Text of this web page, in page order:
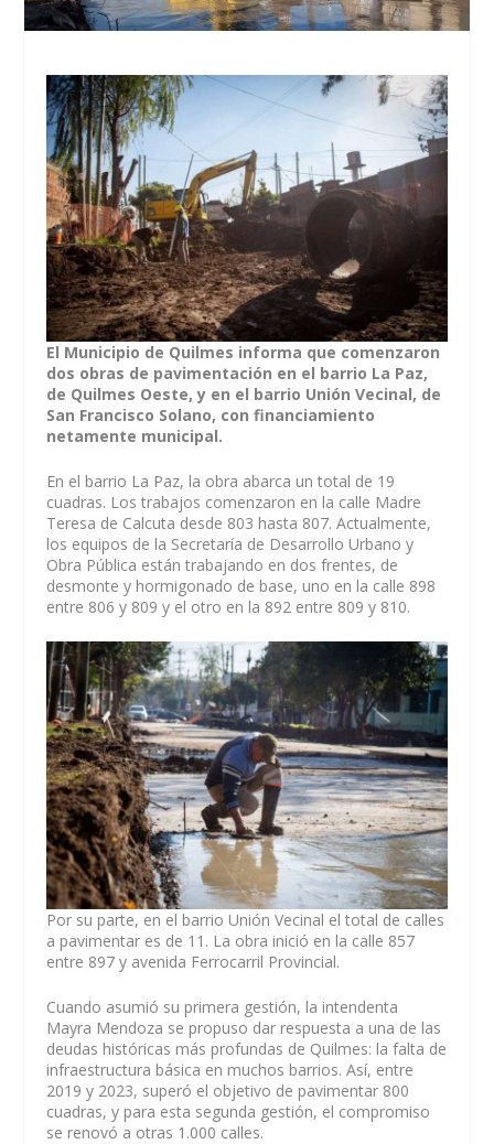
El Municipio de Quilmes informa que comenzaron
dos obras de pavimentación en el barrio La Paz,
de Quilmes Oeste, y en el barrio Unión Vecinal, de
San Francisco Solano, con financiamiento
netamente municipal.
En el barrio La Paz, la obra abarca un total de 19
cuadras. Los trabajos comenzaron en la calle Madre
Teresa de Calcuta desde 803 hasta 807. Actualmente,
los equipos de la Secretaría de Desarrollo Urbano y
Obra Pública están trabajando en dos frentes, de
desmonte y hormigonado de base, uno en la calle 898
entre 806 y 809 y el otro en la 892 entre 809 y 810.
Por su parte, en el barrio Unión Vecinal el total de calles
a pavimentar es de 11. La obra inició en la calle 857
entre 897 y avenida Ferrocarril Provincial.
Cuando asumió su primera gestión, la intendenta
Mayra Mendoza se propuso dar respuesta a una de las
deudas históricas más profundas de Quilmes: la falta de
infraestructura básica en muchos barrios. Así, entre
2019 y 2023, superó el objetivo de pavimentar 800
cuadras, y para esta segunda gestión, el compromiso
se renovó a otras 1.000 calles.